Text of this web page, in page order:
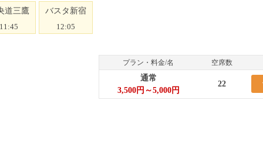
道三鷹
11:45
バスタ新宿
12:05
プラン・料金/名 空席数
通常
3,500円～5,000円
22